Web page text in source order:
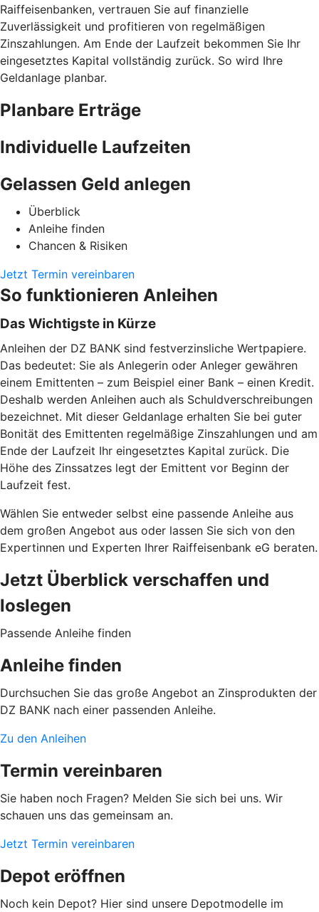
Raiffeisenbanken, vertrauen Sie auf finanzielle
Zuverlässigkeit und profitieren von regelmäßigen
Zinszahlungen. Am Ende der Laufzeit bekommen Sie Ihr
eingesetztes Kapital vollständig zurück. So wird Ihre
Geldanlage planbar.
Planbare Erträge
Individuelle Laufzeiten
Gelassen Geld anlegen
Überblick
Anleihe finden
Chancen & Risiken
Jetzt Termin vereinbaren
So funktionieren Anleihen
Das Wichtigste in Kürze
Anleihen der DZ BANK sind festverzinsliche Wertpapiere.
Das bedeutet: Sie als Anlegerin oder Anleger gewähren
einem Emittenten – zum Beispiel einer Bank – einen Kredit.
Deshalb werden Anleihen auch als Schuldverschreibungen
bezeichnet. Mit dieser Geldanlage erhalten Sie bei guter
Bonität des Emittenten regelmäßige Zinszahlungen und am
Ende der Laufzeit Ihr eingesetztes Kapital zurück. Die
Höhe des Zinssatzes legt der Emittent vor Beginn der
Laufzeit fest.
Wählen Sie entweder selbst eine passende Anleihe aus
dem großen Angebot aus oder lassen Sie sich von den
Expertinnen und Experten Ihrer Raiffeisenbank eG beraten.
Jetzt Überblick verschaffen und
loslegen
Passende Anleihe finden
Anleihe finden
Durchsuchen Sie das große Angebot an Zinsprodukten der
DZ BANK nach einer passenden Anleihe.
Zu den Anleihen
Termin vereinbaren
Sie haben noch Fragen? Melden Sie sich bei uns. Wir
schauen uns das gemeinsam an.
Jetzt Termin vereinbaren
Depot eröffnen
Noch kein Depot? Hier sind unsere Depotmodelle im